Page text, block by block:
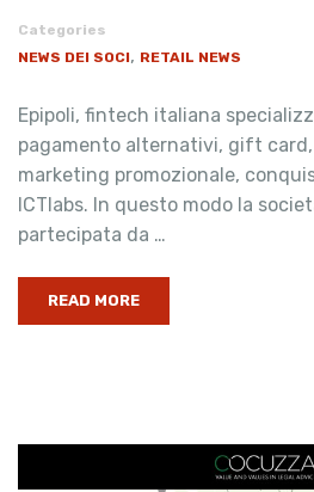
Categories
NEWS DEI SOCI, RETAIL NEWS
Epipoli, fintech italiana
pagamento alternativi, gift
marketing promozionale,
ICTlabs. In questo modo la
partecipata da …
READ MORE